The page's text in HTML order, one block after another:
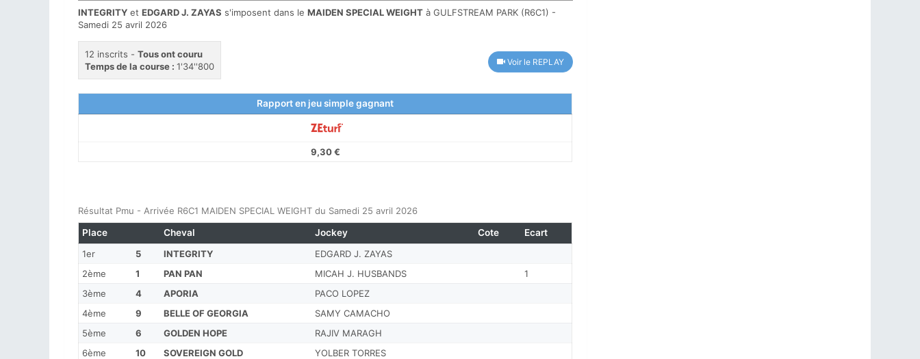
INTEGRITY et EDGARD J. ZAYAS s'imposent dans le MAIDEN SPECIAL WEIGHT à GULFSTREAM PARK (R6C1) -
Samedi 25 avril 2026
12 inscrits - Tous ont couru
Temps de la course : 1'34''800 Voir le REPLAY
Rapport en jeu simple gagnant
9,30 €
Résultat Pmu - Arrivée R6C1 MAIDEN SPECIAL WEIGHT du Samedi 25 avril 2026
1er 5 INTEGRITY
EDGARD J. ZAYAS
2ème
1 PAN PAN MICAH J. HUSBANDS
1
3ème
4 APORIA
PACO LOPEZ
4ème
9 BELLE OF GEORGIA
SAMY CAMACHO
5ème
6 GOLDEN HOPE
RAJIV MARAGH
6ème
10 SOVEREIGN GOLD
YOLBER TORRES
Place Cheval Jockey Cote Ecart